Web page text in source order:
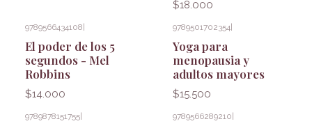
$18.000
9789566434108
El poder de los 5
segundos - Mel
Robbins
$14.000
9789501702354
Yoga para
menopausia y
adultos mayores
$15.500
9789878151755| 9789566289210|